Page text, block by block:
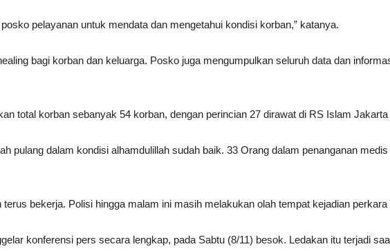
pelayanan untuk mendata dan mengetahui kondisi korban,” katanya.
bagi korban dan keluarga. Posko juga mengumpulkan seluruh data dan
total korban sebanyak 54 korban, dengan perincian 27 dirawat di RS Islam
pulang dalam kondisi alhamdulillah sudah baik. 33 Orang dalam penanganan
bekerja. Polisi hingga malam ini masih melakukan olah tempat kejadian
konferensi pers secara lengkap, pada Sabtu (8/11) besok. Ledakan itu terjadi